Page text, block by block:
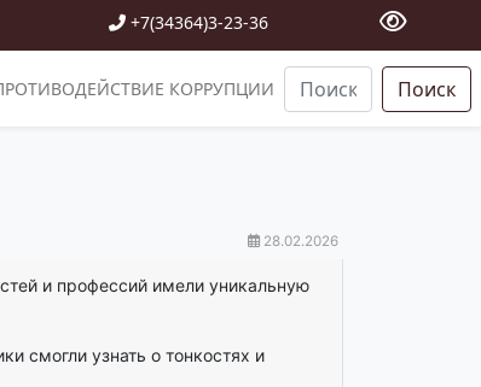
+7(34364)3-23-36
КОРРУПЦИИ Поиск
28.02.2026
и профессий имели уникальную
смогли узнать о тонкостях и